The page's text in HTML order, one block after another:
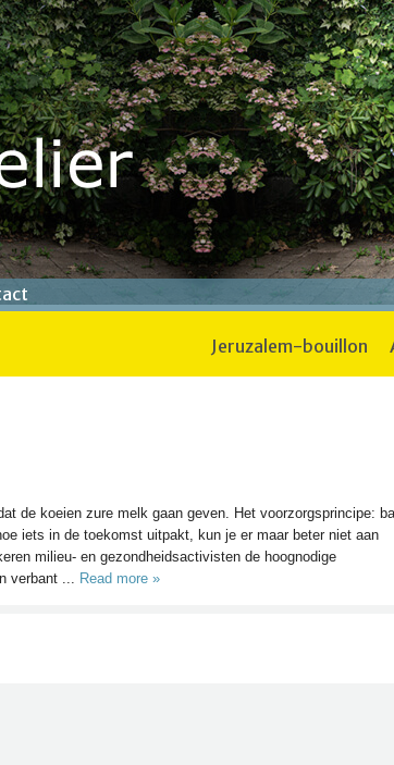
jeruzalem-bouillon
de koeien zure melk gaan geven. Het voorzorgsprincipe:
iets in de toekomst uitpakt, kun je er maar beter niet aan
milieu- en gezondheidsactivisten de hoognodige
verbant ... Read more »